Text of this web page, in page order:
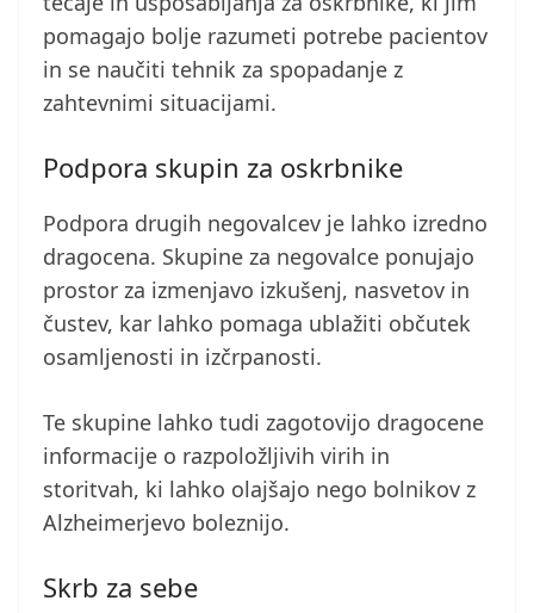
pomagajo bolje razumeti potrebe pacientov
in se naučiti tehnik za spopadanje z
zahtevnimi situacijami.
Podpora skupin za oskrbnike
Podpora drugih negovalcev je lahko izredno
dragocena. Skupine za negovalce ponujajo
prostor za izmenjavo izkušenj, nasvetov in
čustev, kar lahko pomaga ublažiti občutek
osamljenosti in izčrpanosti.
Te skupine lahko tudi zagotovijo dragocene
informacije o razpoložljivih virih in
storitvah, ki lahko olajšajo nego bolnikov z
Alzheimerjevo boleznijo.
Skrb za sebe